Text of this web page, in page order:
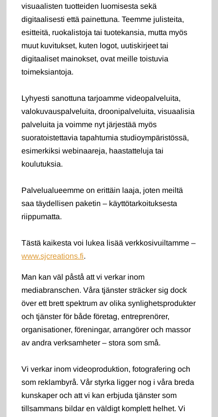
visuaalisten tuotteiden luomisesta sekä
digitaalisesti että painettuna. Teemme julisteita,
esitteitä, ruokalistoja tai tuotekansia, mutta myös
muut kuvitukset, kuten logot, uutiskirjeet tai
digitaaliset mainokset, ovat meille toistuvia
toimeksiantoja.
Lyhyesti sanottuna tarjoamme videopalveluita,
valokuvauspalveluita, droonipalveluita, visuaalisia
palveluita ja voimme nyt järjestää myös
suoratoistettavia tapahtumia studioympäristössä,
esimerkiksi webinaareja, haastatteluja tai
koulutuksia.
Palvelualueemme on erittäin laaja, joten meiltä
saa täydellisen paketin – käyttötarkoituksesta
riippumatta.
Tästä kaikesta voi lukea lisää verkkosivuiltamme –
www.sjcreations.fi.
Man kan väl påstå att vi verkar inom
mediabranschen. Våra tjänster sträcker sig dock
över ett brett spektrum av olika synlighetsprodukter
och tjänster för både företag, entreprenörer,
organisationer, föreningar, arrangörer och massor
av andra verksamheter – stora som små.
Vi verkar inom videoproduktion, fotografering och
som reklambyrå. Vår styrka ligger nog i våra breda
kunskaper och att vi kan erbjuda tjänster som
tillsammans bildar en väldigt komplett helhet. Vi